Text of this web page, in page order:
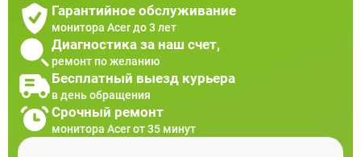
Гарантийное обслуживание
монитора Acer до 3 лет
Диагностика за наш счет,
ремонт по желанию
Бесплатный выезд курьера
в день обращения
Срочный ремонт
монитора Acer от 35 минут